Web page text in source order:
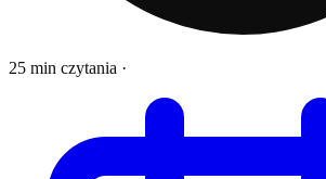
25 min czytania ·